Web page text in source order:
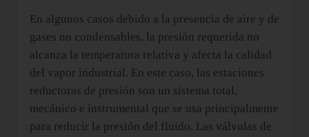
En algunos casos debido a la presencia de aire y de
gases no condensables, la presión requerida no
alcanza la temperatura relativa y afecta la calidad
del vapor industrial. En este caso, las estaciones
reductoras de presión son un sistema total,
mecánico e instrumental que se usa principalmente
para reducir la presión del fluido. Las válvulas de